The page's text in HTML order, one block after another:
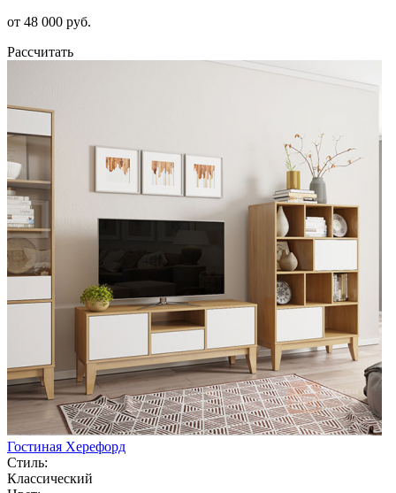
от 48 000 руб.
Рассчитать
Гостиная Херефорд
Стиль:
Классический